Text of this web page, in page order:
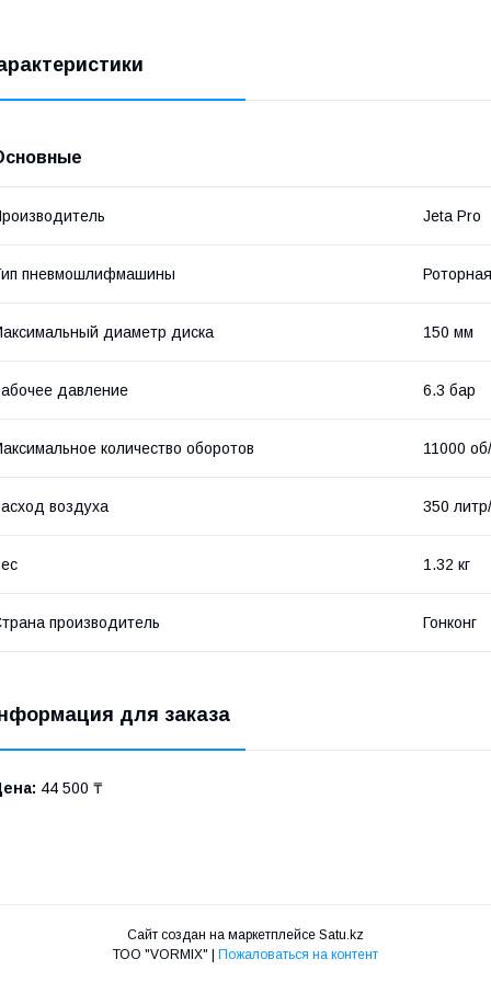
Jeta Pro
пневмошлифмашины Роторная
диаметр диска 150 мм
давление 6.3 бар
количество оборотов 11000
воздуха 350
1.32 кг
производитель Гонконг
для заказа
44 500 ₸
Сайт создан на маркетплейсе Satu.kz
Пожаловаться на контент